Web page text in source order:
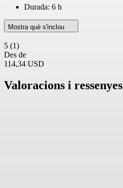
Durada: 6 h
Mostra què s'inclou
5 (1)
Des de
114,34 USD
Valoracions i ressenyes